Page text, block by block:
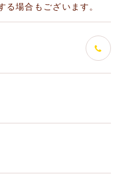
る場合もございます。